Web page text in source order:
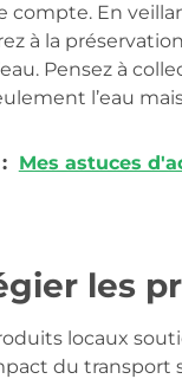
compte. En
à la
Pensez à
l’eau
Mes astuces
les
locaux
du transport